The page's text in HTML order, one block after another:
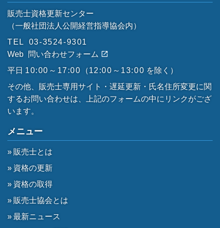
販売士資格更新センター
（一般社団法人公開経営指導協会内）
TEL
03-3524-9301
Web
問い合わせフォーム
平日 10:00～17:00 （12:00～13:00 を除く）
その他、販売士専用サイト・遅延更新・氏名住所変更に関
するお問い合わせは、上記のフォームの中にリンクがござ
います。
メニュー
販売士とは
資格の更新
資格の取得
販売士協会とは
最新ニュース